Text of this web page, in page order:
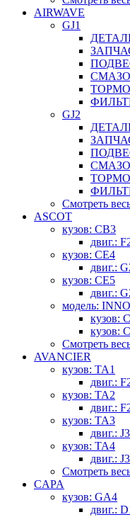
AIRWAVE
GJ1
GJ2
Смотреть
ASCOT
кузов: CB3
двиг.:
кузов: CE4
двиг.:
кузов: CE5
двиг.:
модель:
кузов:
кузов:
Смотреть
AVANCIER
кузов: TA1
двиг.:
кузов: TA2
двиг.:
кузов: TA3
двиг.:
кузов: TA4
двиг.:
Смотреть
CAPA
кузов: GA4
двиг.: